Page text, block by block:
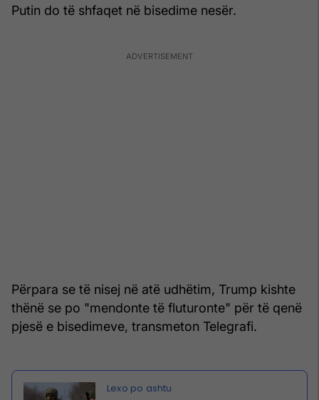
Putin do të shfaqet në bisedime nesër.
Përpara se të nisej në atë udhëtim, Trump kishte
thënë se po "mendonte të fluturonte" për të qenë
pjesë e bisedimeve, transmeton Telegrafi.